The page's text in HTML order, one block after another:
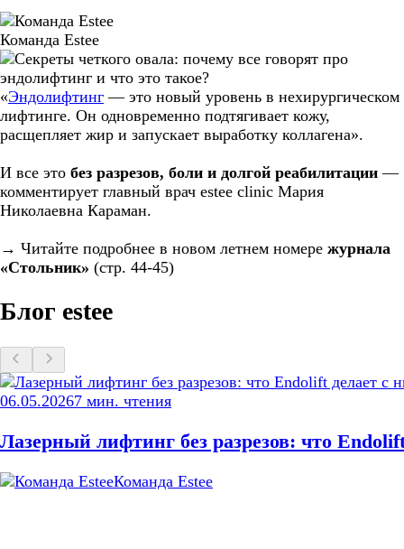
Команда Estee
«Эндолифтинг — это новый уровень в нехирургическом
лифтинге. Он одновременно подтягивает кожу,
расщепляет жир и запускает выработку коллагена».
И все это без разрезов, боли и долгой реабилитации —
комментирует главный врач estee clinic Мария
Николаевна Караман.
→ Читайте подробнее в новом летнем номере журнала
«Стольник» (стр. 44-45)
Блог estee
06.05.20267 мин. чтения
Лазерный лифтинг без разрезов: что
Команда Estee